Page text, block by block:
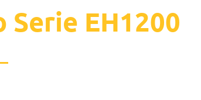
Serie EH1200